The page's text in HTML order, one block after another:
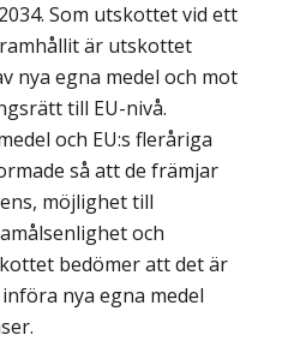
Som utskottet vid ett
är utskottet
nya egna medel och mot
till EU-nivå.
och EU:s fleråriga
så att de främjar
möjlighet till
och
bedömer att det är
nya egna medel